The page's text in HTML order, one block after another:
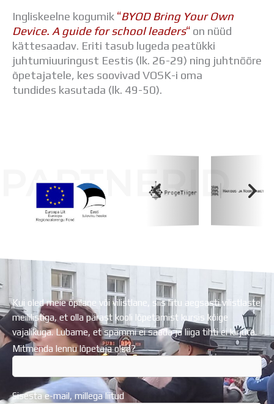
Ingliskeelne kogumik “BYOD Bring Your Own
Device. A guide for school leaders“ on nüüd
kättesaadav. Eriti tasub lugeda peatükki
juhtumiuuringust Eestis (lk. 26-29) ning juhtnööre
õpetajatele, kes soovivad VOSK-i oma
tundides kasutada (lk. 49-50).
PARTNERID
Kui oled meie õpilane või vilistlane, siis liitu aegsasti vilistlaste
meililistiga, et olla pärast kooli lõpetamist kursis kõige
vajalikuga. Lubame, et spämmi ei saada ja liiga tihti ei kirjuta.
Mitmenda lennu lõpetaja oled?
Sisesta e-mail, millega liitud